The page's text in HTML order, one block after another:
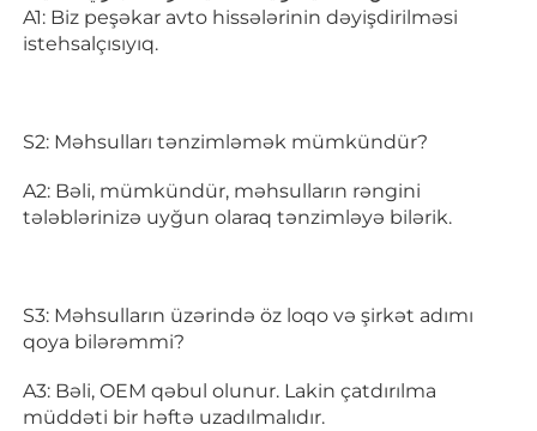
A1: Biz peşəkar avto hissələrinin dəyişdirilməsi
istehsalçısıyıq.
S2: Məhsulları tənzimləmək mümkündür?
A2: Bəli, mümkündür, məhsulların rəngini
tələblərinizə uyğun olaraq tənzimləyə bilərik.
S3: Məhsulların üzərində öz loqo və şirkət adımı
qoya bilərəmmi?
A3: Bəli, OEM qəbul olunur. Lakin çatdırılma
müddəti bir həftə uzadılmalıdır.